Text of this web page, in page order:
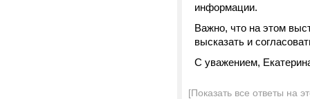
информации.
Важно, что на этом
высказать и
С уважением,
[Показать все ответы на